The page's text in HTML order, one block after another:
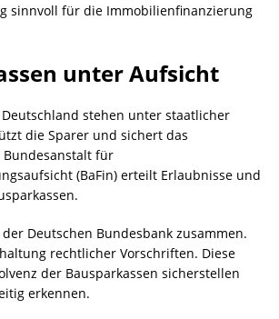
sinnvoll für die Immobilienfinanzierung
unter Aufsicht
stehen unter staatlicher
die Sparer und sichert das
Bundesanstalt für
(BaFin) erteilt Erlaubnisse und
Deutschen Bundesbank zusammen.
rechtlicher Vorschriften. Diese
der Bausparkassen sicherstellen
erkennen.